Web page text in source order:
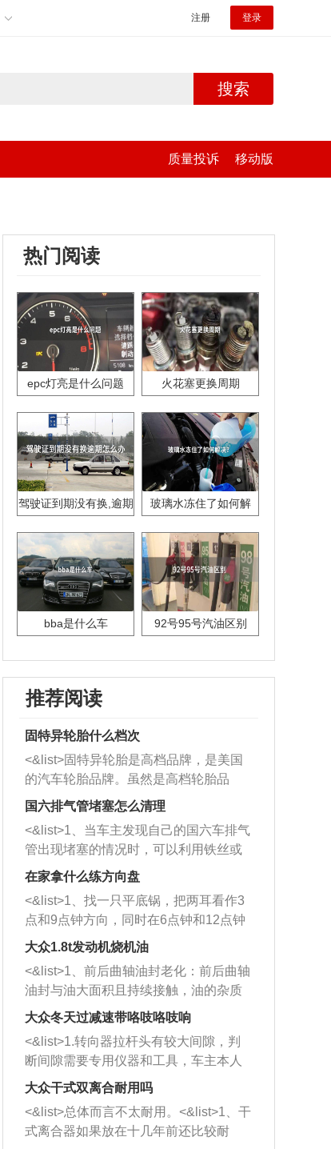
注册 登录
搜索
质量投诉 移动版
热门阅读
epc灯亮是什么问题 火花塞更换周期
驾驶证到期没有换,逾期
玻璃水冻住了如何解
bba是什么车 92号95号汽油区别
推荐阅读
固特异轮胎什么档次
<&list>固特异轮胎是高档品牌，是美国
的汽车轮胎品牌。虽然是高档轮胎品
牌，但是中高低端的轮胎都有生产，这
也是为了更好的开拓市场。
国六排气管堵塞怎么清理
<&list>1、当车主发现自己的国六车排气
管出现堵塞的情况时，可以利用铁丝或
者是细棍，直接将杂物给取出来，如果
堵塞情况比较严重，也可以采取应急措
施。 <&list>2、直接利用木棍将所有的
杂物推到排气管里面的位置处，然后将
三元催化器拆解开，就可以将堵塞的东
西取出来。但如果是因为积碳过多引起
的堵塞，就需要将三元催化器泡在草酸
洗剂对堵塞的情况得到解决，将清洗剂
放在燃油箱中，与燃油混合后，车辆启
动时，就可以和汽油一起进入到燃烧
室，最后形成废气排出，就可以让三元
催化器得到清洗，排气管堵塞的情况就
能够得到解决。
在家拿什么练方向盘
<&list>1、找一只平底锅，把两耳看作3
点和9点钟方向，同时在6点钟和12点钟
方向做一个标记。 <&list>2、双手握住
一圈半的练习，往右同样也要打相同的
圈数。 <&list>3、最后强调要反复练
习，这样就可以形成肌肉记忆，在真实
驾驶车辆时，不需要记忆也能打好方
向。
大众1.8t发动机烧机油
<&list>1、前后曲轴油封老化：前后曲轴
油封与油大面积且持续接触，油的杂质
和发动机内持续温度变化使其密封效果
逐渐减弱，导致渗油或漏油。<&list>2、
活塞间隙过大：积碳会使活塞环与缸体
的间隙扩大，导致机油流入燃烧室中，
造成烧机油。<&list>3、机油粘度。使用
机油粘度过小的话，同样会有烧机油现
象，机油粘度过小具有很好的流动性，
大众冬天过减速带咯吱咯吱响
<&list>1.转向器拉杆头有较大间隙，判
断间隙需要专用仪器和工具，车主本人
无法制作，需要将车辆送到修理厂或4s
店；<&list>2.车辆半轴套管防尘罩破
裂，破裂后会出现漏油现象，使半轴磨
损严重，磨损的半轴容易损坏，产生异
大众干式双离合耐用吗
<&list>总体而言不太耐用。<&list>1、干
式离合器如果放在十几年前还比较耐